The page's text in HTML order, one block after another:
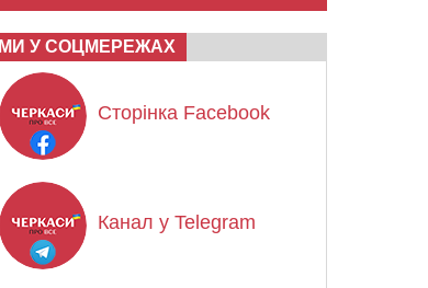
МИ У СОЦМЕРЕЖАХ
Сторінка Facebook
Канал у Telegram